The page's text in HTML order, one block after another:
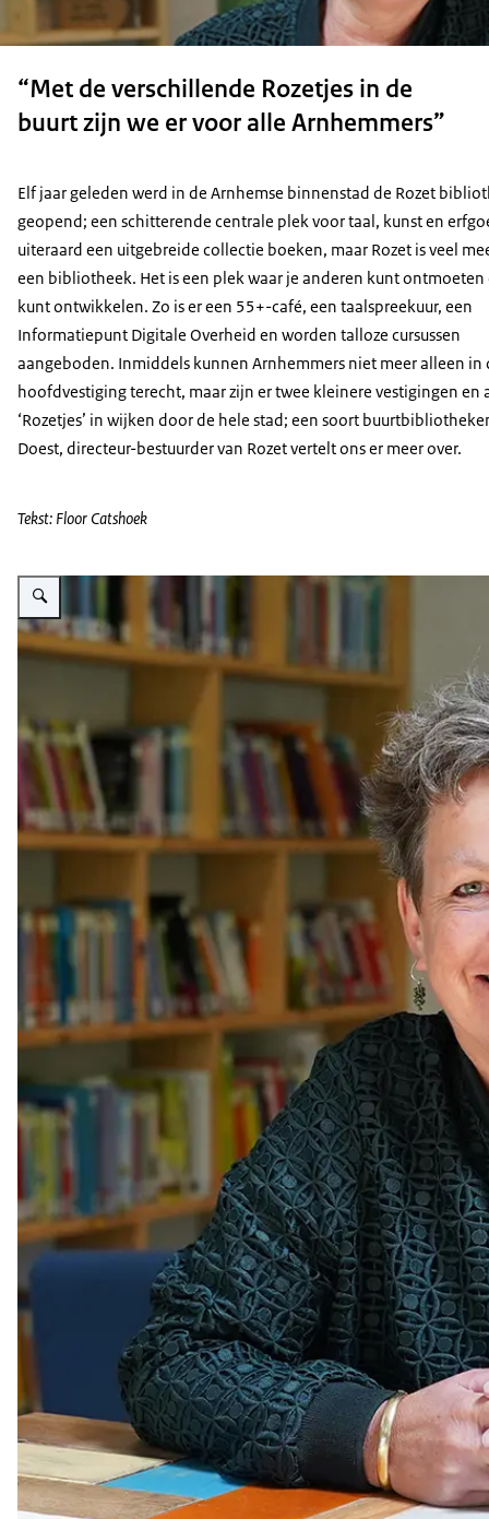
“Met de verschillende Rozetjes in de
buurt zijn we er voor alle Arnhemmers”
Elf jaar geleden werd in de Arnhemse binnenstad de Rozet
geopend; een schitterende centrale plek voor taal, kunst en
uiteraard een uitgebreide collectie boeken, maar Rozet is veel
een bibliotheek. Het is een plek waar je anderen kunt ontmoeten
kunt ontwikkelen. Zo is er een 55+-café, een taalspreekuur, een
Informatiepunt Digitale Overheid en worden talloze cursussen
aangeboden. Inmiddels kunnen Arnhemmers niet meer alleen in
hoofdvestiging terecht, maar zijn er twee kleinere vestigingen en
‘Rozetjes’ in wijken door de hele stad; een soort
Doest, directeur-bestuurder van Rozet vertelt ons er meer over.
Tekst: Floor Catshoek
Vergroot afbeelding Jenny Doest, witte vrouw met kort grijs haar, zit in